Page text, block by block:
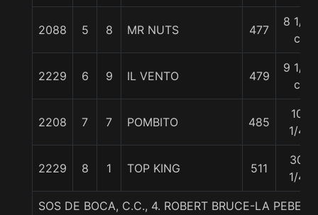
2088 5 8 MR NUTS 477
8 1/4
c
2229 6 9 IL VENTO 479
9 1/2
c
2208 7 7 POMBITO 485
10
1/4
2229 8 1 TOP KING 511
30
1/4
SOS DE BOCA, C.C., 4. ROBERT BRUCE-LA